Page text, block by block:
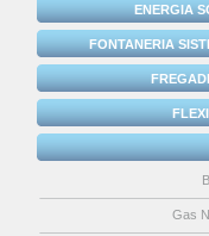
ENERGIA
FONTANERIA
Gas